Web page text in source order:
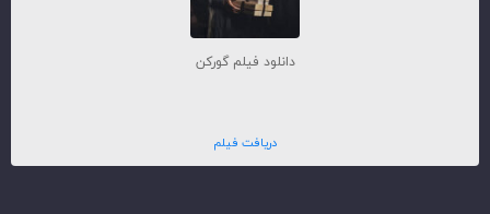
دانلود فیلم گورکن
دریافت فیلم